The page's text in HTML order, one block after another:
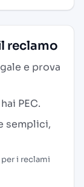
reclamo
e prova
PEC.
semplici,
i reclami